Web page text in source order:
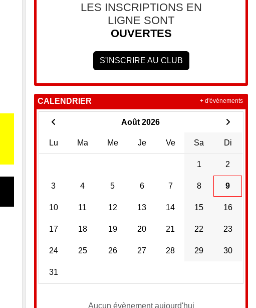
LES INSCRIPTIONS EN
LIGNE SONT
OUVERTES
S'INSCRIRE AU CLUB
CALENDRIER
Août 2026
Lu Ma Me Je Ve Sa Di
1 2
3 4 5 6 7 8 9
10 11 12 13 14 15 16
17 18 19 20 21 22 23
24 25 26 27 28 29 30
31
Aucun évènement aujourd'hui
+ d'évènements